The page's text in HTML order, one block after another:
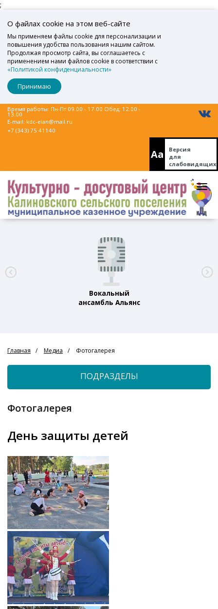
;
О файлах cookie на этом веб-сайте
Мы применяем файлы cookie для персонализации и
повышения удобства пользования нашим сайтом.
Продолжая просмотр сайта, вы соглашаетесь с
применением нами файлов cookie в соответствии с
«Политикой конфиденциальности»
Принимаю
Время работы: Пн-Пт 09.00 - 17.00 Обед: 12.00 -
13.00
E-mail: kdc-elan@mail.ru
+7 (343) 75 41140
Aa
Версия
для
слабовидящих
Вокальный
ансамбль Альянс
Главная Медиа Фотогалерея
ПОДРАЗДЕЛЫ
Фотогалерея
День защиты детей